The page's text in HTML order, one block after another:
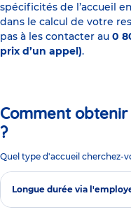
spécificités de l’accueil
dans le calcul de votre
pas à les contacter au 0
prix d’un appel).
Comment
?
Quel type d'accueil cherchez-
Longue durée via